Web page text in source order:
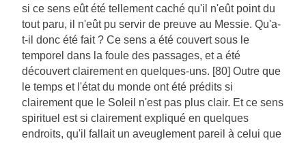
si ce sens eût été tellement caché qu'il n'eût point du
tout paru, il n'eût pu servir de preuve au Messie. Qu'a-
t-il donc été fait ? Ce sens a été couvert sous le
temporel dans la foule des passages, et a été
découvert clairement en quelques-uns. [80] Outre que
le temps et l'état du monde ont été prédits si
clairement que le Soleil n'est pas plus clair. Et ce sens
spirituel est si clairement expliqué en quelques
endroits, qu'il fallait un aveuglement pareil à celui que